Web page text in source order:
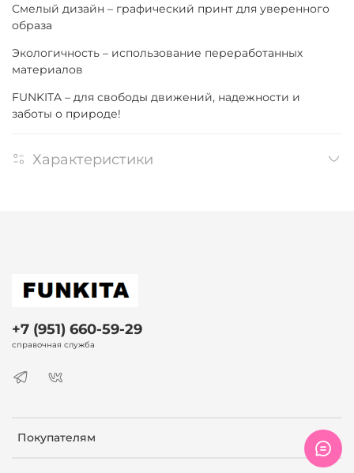
Смелый дизайн – графический принт для уверенного
образа
Экологичность – использование переработанных
материалов
FUNKITA – для свободы движений, надежности и
заботы о природе!
Характеристики
Покупателям
+7 (951) 660-59-29
справочная служба